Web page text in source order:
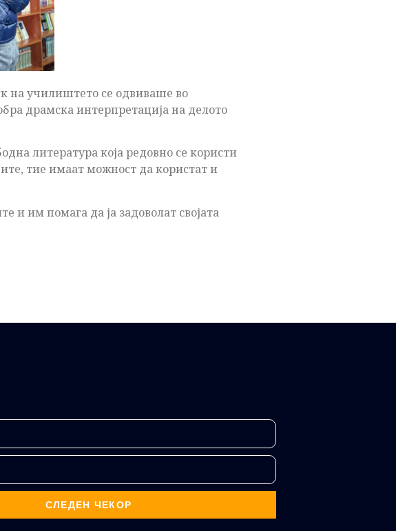
на училиштето се одвиваше во
драмска интерпретација на делото
литература која редовно се користи
тие имаат можност да користат и
им помага да ја задоволат својата
СЛЕДЕН ЧЕКОР